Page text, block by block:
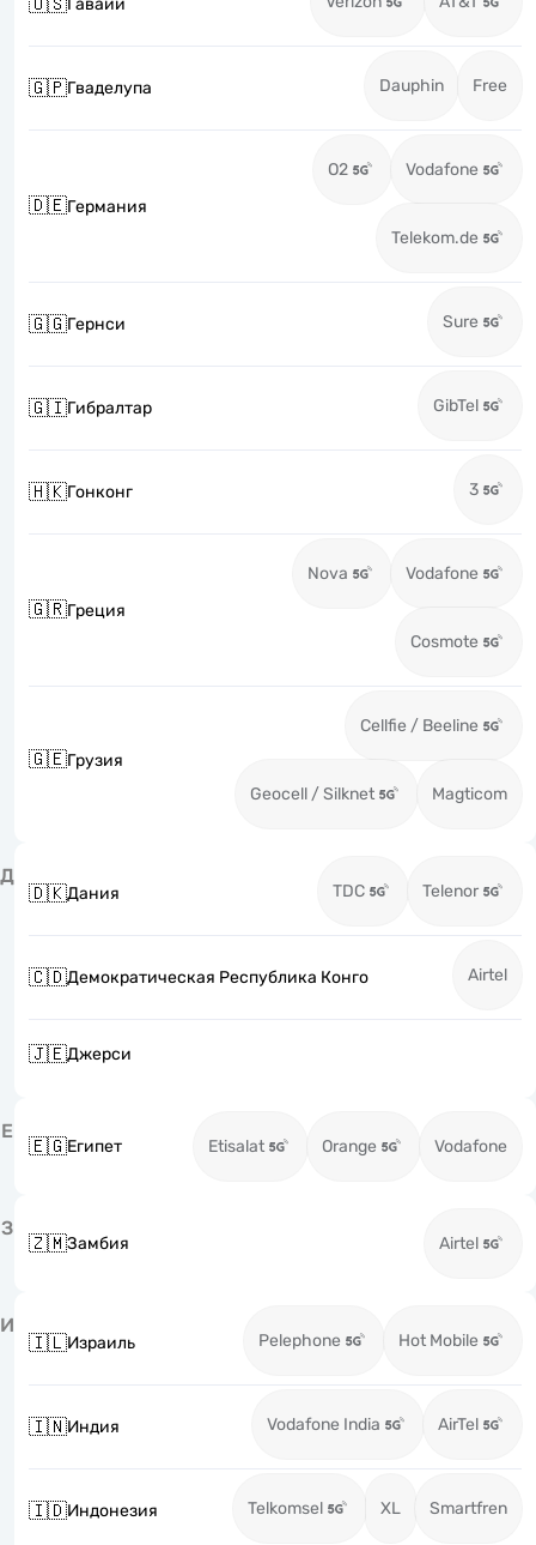
Гавайи
🇬🇵Гваделупа Dauphin Free
🇩🇪Германия
O2 Vodafone
Telekom.de
🇬🇬Гернси Sure
🇬🇮Гибралтар GibTel
🇭🇰Гонконг 3
🇬🇷Греция
Nova Vodafone
Cosmote
🇬🇪Грузия
Cellfie / Beeline
Geocell / Silknet Magticom
Д
🇩🇰Дания TDC Telenor
🇨🇩Демократическая Республика Конго Airtel
🇯🇪Джерси
Е
🇪🇬Египет Etisalat Orange Vodafone
З
🇿🇲Замбия Airtel
И
🇮🇱Израиль Pelephone Hot Mobile
🇮🇳Индия Vodafone India AirTel
🇮🇩Индонезия Telkomsel XL Smartfren